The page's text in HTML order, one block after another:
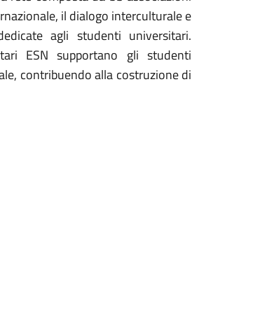
il dialogo interculturale e
agli studenti universitari.
ESN supportano gli studenti
contribuendo alla costruzione di